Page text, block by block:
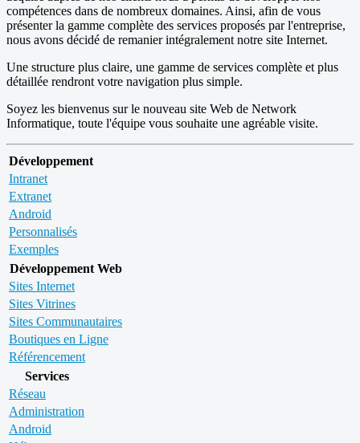
compétences dans de nombreux domaines. Ainsi, afin de vous
présenter la gamme complète des services proposés par l'entreprise,
nous avons décidé de remanier intégralement notre site Internet.
Une structure plus claire, une gamme de services complète et plus
détaillée rendront votre navigation plus simple.
Soyez les bienvenus sur le nouveau site Web de Network
Informatique, toute l'équipe vous souhaite une agréable visite.
Développement
Intranet
Extranet
Android
Personnalisés
Exemples
Développement Web
Sites Internet
Sites Vitrines
Sites Communautaires
Boutiques en Ligne
Référencement
Services
Réseau
Administration
Android